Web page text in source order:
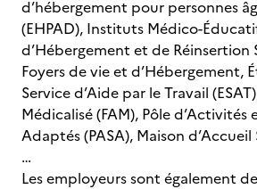
d’hébergement pour personnes
(EHPAD), Instituts Médico-
d’Hébergement et de Réinsertion
Foyers de vie et d’Hébergement,
Service d’Aide par le Travail
Médicalisé (FAM), Pôle d’Activités
Adaptés (PASA), Maison d’Accueil
…
Les employeurs sont également